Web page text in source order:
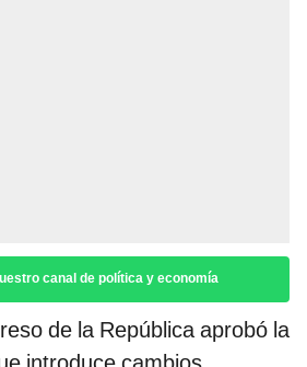
canal de política y economía
de la República aprobó la